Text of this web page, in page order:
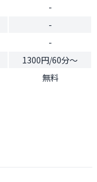
-
-
-
1300円/60分〜
無料